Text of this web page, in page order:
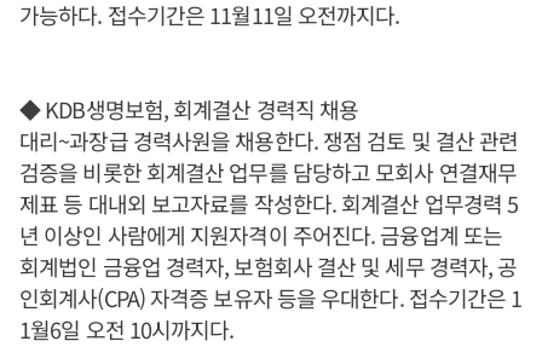
가능하다. 접수기간은 11월11일 오전까지다.
◆ KDB생명보험, 회계결산 경력직 채용
대리~과장급 경력사원을 채용한다. 쟁점 검토 및 결산 관련
검증을 비롯한 회계결산 업무를 담당하고 모회사 연결재무
제표 등 대내외 보고자료를 작성한다. 회계결산 업무경력 5
년 이상인 사람에게 지원자격이 주어진다. 금융업계 또는
회계법인 금융업 경력자, 보험회사 결산 및 세무 경력자, 공
인회계사(CPA) 자격증 보유자 등을 우대한다. 접수기간은 1
1월6일 오전 10시까지다.